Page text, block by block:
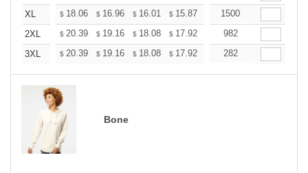
XL
$ 18.06 $ 16.96 $ 16.01 $ 15.87 15.60
1500
2XL
$ 20.39 $ 19.16 $ 18.08 $ 17.92 17.61
982
3XL
$ 20.39 $ 19.16 $ 18.08 $ 17.92 17.61
282
Bone